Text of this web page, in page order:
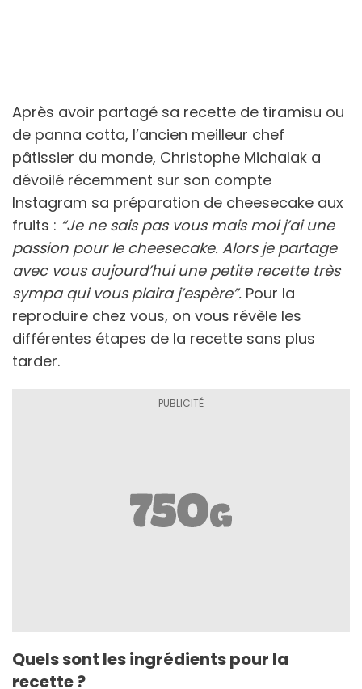
Après avoir partagé sa recette de tiramisu ou
de panna cotta, l’ancien meilleur chef
pâtissier du monde, Christophe Michalak a
dévoilé récemment sur son compte
Instagram sa préparation de cheesecake aux
fruits : “Je ne sais pas vous mais moi j’ai une
passion pour le cheesecake. Alors je partage
avec vous aujourd’hui une petite recette très
sympa qui vous plaira j’espère”. Pour la
reproduire chez vous, on vous révèle les
différentes étapes de la recette sans plus
tarder.
Quels sont les ingrédients pour la
recette ?